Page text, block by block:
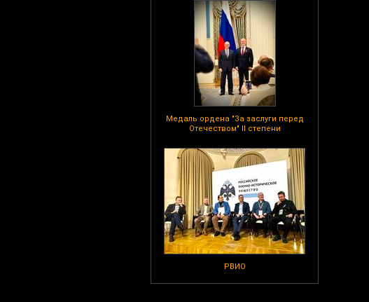
Медаль ордена "За заслуги перед
Отечеством" II степени
РВИО